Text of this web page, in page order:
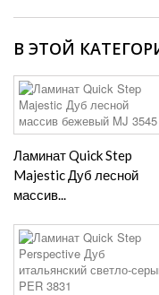
В ЭТОЙ
Ламинат Quick Step
Majestic Дуб лесной
массив...